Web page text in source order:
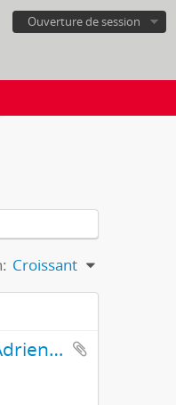
Ouverture de session
Croissant
Assemblée populaire et contradictoire - Lucien Tronchet, Adrien Buffat